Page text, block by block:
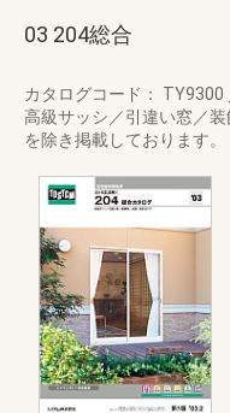
03 204総合
カタログコード： TY9300
高級サッシ／引違い窓／
を除き掲載しております。